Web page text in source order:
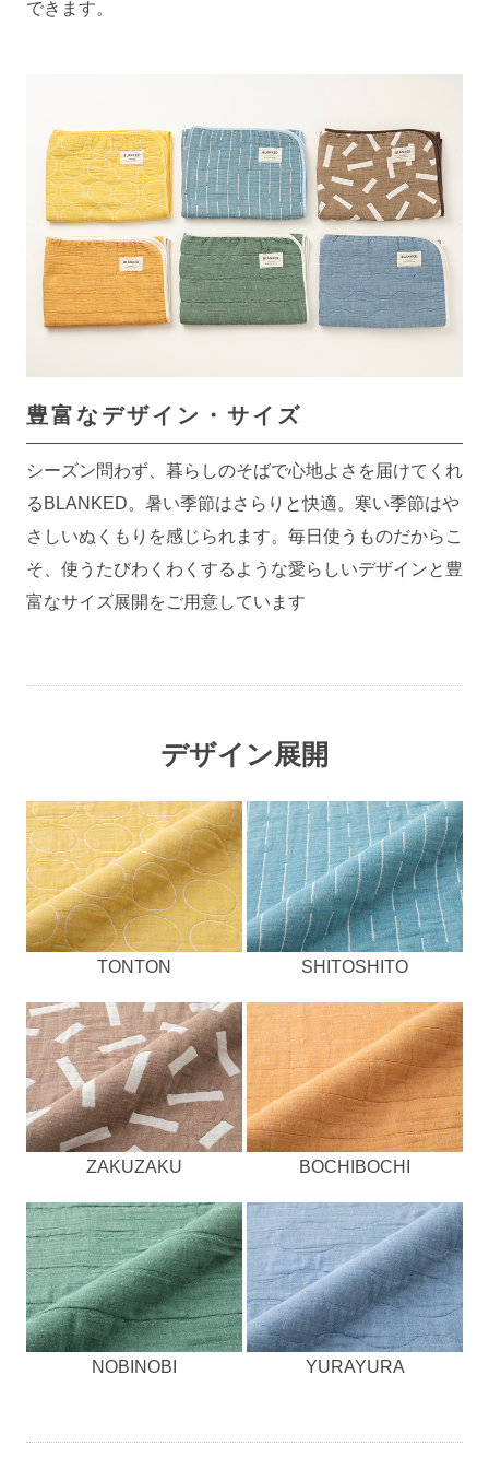
できます。
豊富なデザイン・サイズ
シーズン問わず、暮らしのそばで心地よさを届けてくれ
るBLANKED。暑い季節はさらりと快適。寒い季節はや
さしいぬくもりを感じられます。毎日使うものだからこ
そ、使うたびわくわくするような愛らしいデザインと豊
富なサイズ展開をご用意しています
デザイン展開
TONTON SHITOSHITO
ZAKUZAKU BOCHIBOCHI
NOBINOBI YURAYURA